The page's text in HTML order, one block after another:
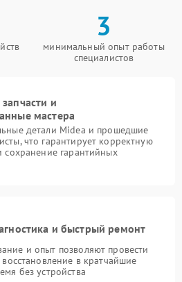
3
минимальный опыт работы
специалистов
и
мастера
детали Midea и прошедшие
что гарантирует корректную
сохранение гарантийных
и быстрый ремонт
и опыт позволяют провести
восстановление в кратчайшие
без устройства